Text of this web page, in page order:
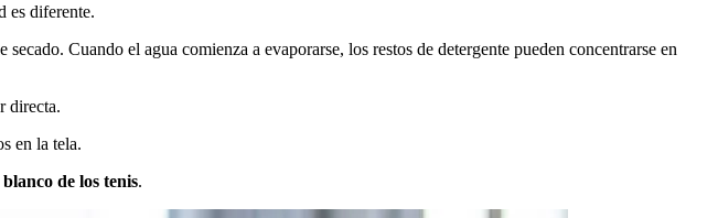
es diferente.
Cuando el agua comienza a evaporarse, los restos de detergente pueden concentrarse en
directa.
en la tela.
de los tenis.